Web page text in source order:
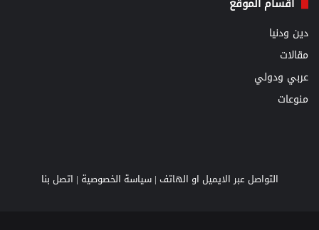
دين ودنيا
مقالات
عربي ودولي
منوعات
التواصل عبر الايميل او الهاتف |سياسة الخصوصية | اتصل بنا